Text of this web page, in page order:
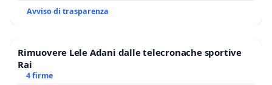
Avviso di trasparenza
Rimuovere Lele Adani dalle telecronache sportive
Rai
4 firme